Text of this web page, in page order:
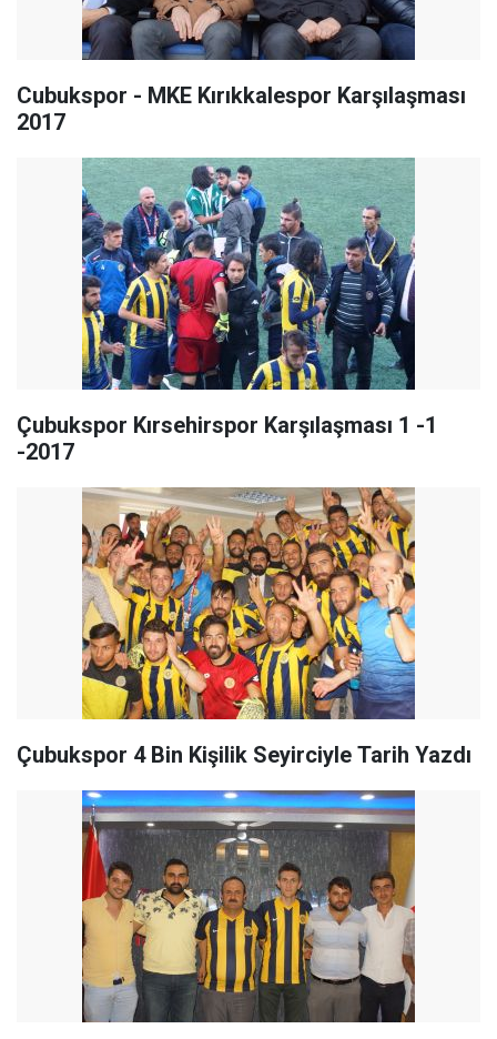
Cubukspor - MKE Kırıkkalespor Karşılaşması
2017
Çubukspor Kırsehirspor Karşılaşması 1 -1
-2017
Çubukspor 4 Bin Kişilik Seyirciyle Tarih Yazdı